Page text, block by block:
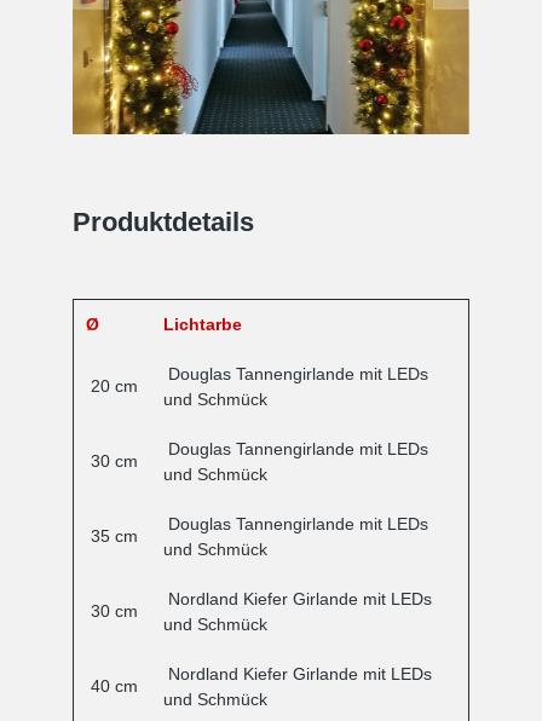
Produktdetails
Ø Lichtarbe
20 cm
Douglas Tannengirlande mit LEDs
und Schmück
30 cm
Douglas Tannengirlande mit LEDs
und Schmück
35 cm
Douglas Tannengirlande mit LEDs
und Schmück
30 cm
Nordland Kiefer Girlande mit LEDs
und Schmück
40 cm
Nordland Kiefer Girlande mit LEDs
und Schmück